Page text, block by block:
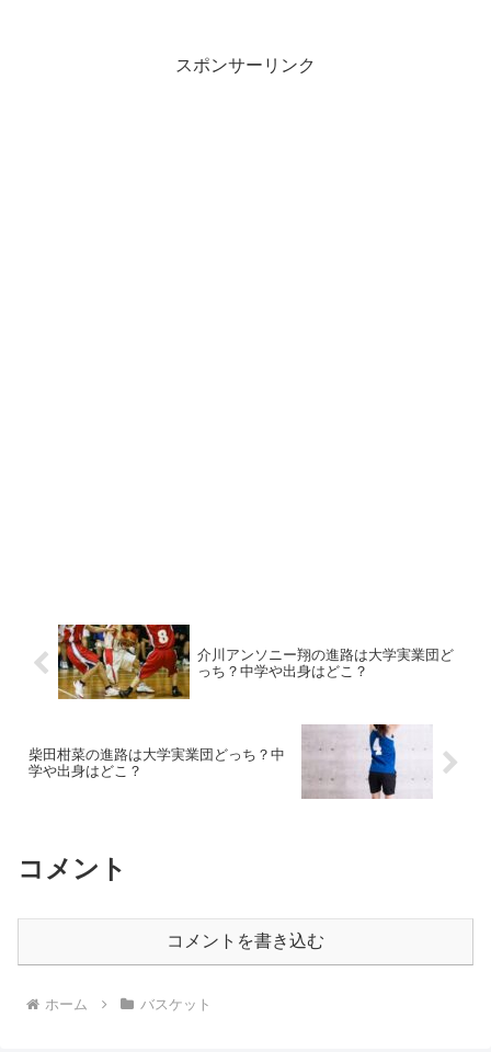
スポンサーリンク
介川アンソニー翔の進路は大学実業団ど
っち？中学や出身はどこ？
柴田柑菜の進路は大学実業団どっち？中
学や出身はどこ？
コメント
コメントを書き込む
ホーム バスケット